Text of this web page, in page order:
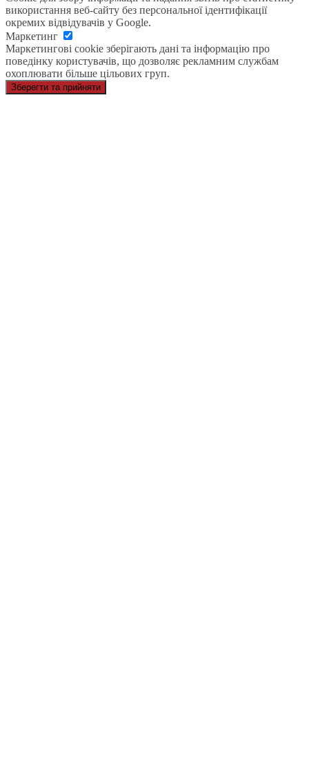
використання веб-сайту без персональної ідентифікації
окремих відвідувачів у Google.
Маркетинг
Маркетингові cookie зберігають дані та інформацію про
поведінку користувачів, що дозволяє рекламним службам
охоплювати більше цільових груп.
Зберегти та прийняти